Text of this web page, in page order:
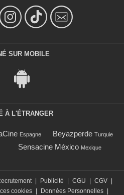
SUR MOBILE
À L'ÉTRANGER
Espagne Beyazperde Turquie
Sensacine México Mexique
| Publicité | CGU | CGV |
cookies | Données Personnelles |